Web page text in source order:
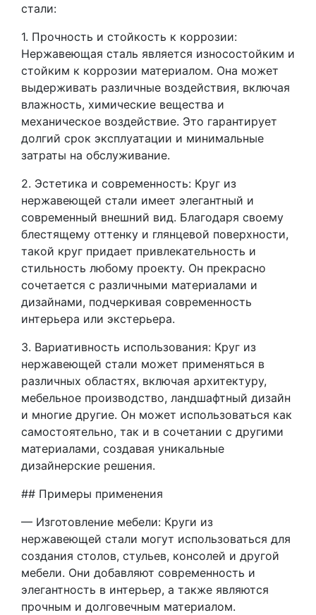
стали:
1. Прочность и стойкость к коррозии:
Нержавеющая сталь является износостойким и
стойким к коррозии материалом. Она может
выдерживать различные воздействия, включая
влажность, химические вещества и
механическое воздействие. Это гарантирует
долгий срок эксплуатации и минимальные
затраты на обслуживание.
2. Эстетика и современность: Круг из
нержавеющей стали имеет элегантный и
современный внешний вид. Благодаря своему
блестящему оттенку и глянцевой поверхности,
такой круг придает привлекательность и
стильность любому проекту. Он прекрасно
сочетается с различными материалами и
дизайнами, подчеркивая современность
интерьера или экстерьера.
3. Вариативность использования: Круг из
нержавеющей стали может применяться в
различных областях, включая архитектуру,
мебельное производство, ландшафтный дизайн
и многие другие. Он может использоваться как
самостоятельно, так и в сочетании с другими
материалами, создавая уникальные
дизайнерские решения.
## Примеры применения
— Изготовление мебели: Круги из
нержавеющей стали могут использоваться для
создания столов, стульев, консолей и другой
мебели. Они добавляют современность и
элегантность в интерьер, а также являются
прочным и долговечным материалом.